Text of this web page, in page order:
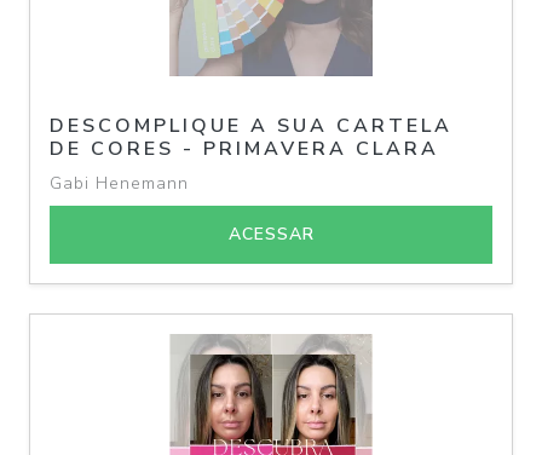
DESCOMPLIQUE A SUA CARTELA
DE CORES - PRIMAVERA CLARA
Gabi Henemann
ACESSAR